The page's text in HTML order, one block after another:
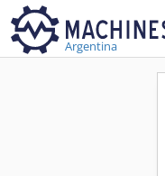
Argentina